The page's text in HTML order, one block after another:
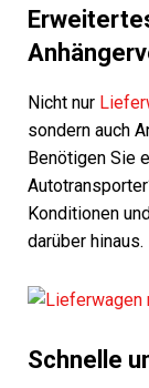
Nicht nur
sondern auch
Benötigen Sie
Konditionen
darüber hinaus.
Schnelle